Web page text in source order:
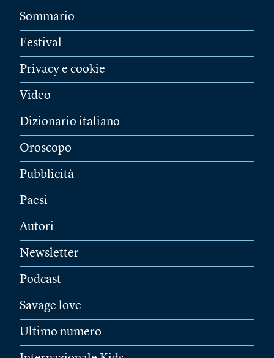
Sommario
Festival
Privacy e cookie
Video
Dizionario italiano
Oroscopo
Pubblicità
Paesi
Autori
Newsletter
Podcast
Savage love
Ultimo numero